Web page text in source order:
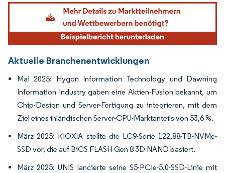
Bild © Mordor Intelligence. Wiederverwendung erfordert Namensnennung gemäß
Aktuelle Branchenentwicklungen
Mai 2025: Hygon Information Technology und Dawning
Information Industry gaben eine Aktien-Fusion bekannt, um
Chip-Design und Server-Fertigung zu integrieren, mit dem
Ziel eines inländischen Server-CPU-Marktanteils von 53,6 %.
März 2025: KIOXIA stellte die LC9-Serie 122,88-TB-NVMe-
SSD vor, die auf BiCS FLASH Gen 8 3D NAND basiert.
März 2025: UNIS lancierte seine S5-PCIe-5.0-SSD-Linie mit